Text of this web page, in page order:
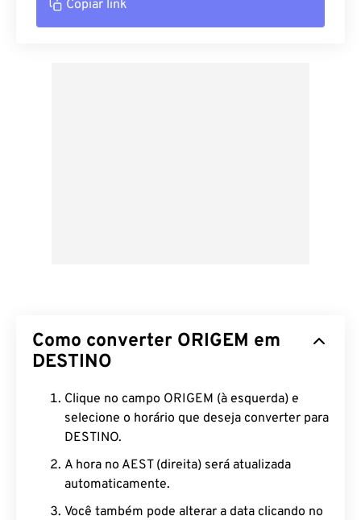
Copiar link
Como converter ORIGEM em
DESTINO
Clique no campo ORIGEM (à esquerda) e
selecione o horário que deseja converter para
DESTINO.
A hora no AEST (direita) será atualizada
automaticamente.
Você também pode alterar a data clicando no